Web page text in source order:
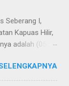
Seberang I,
Kapuas Hilir,
adalah (0513)
naga yang